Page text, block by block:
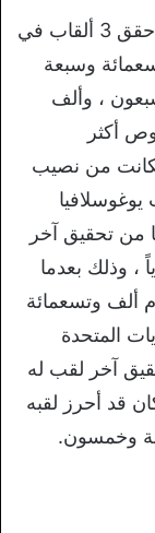
إن الاتحاد السوفيتي في السابق قد حقق 3 ألقاب في
وسبعة
، وألف
أكثر
من نصيب
يوغوسلافيا
من تحقيق آخر
، وذلك بعدما
ألف وتسعمائة
المتحدة
آخر لقب له
قد أحرز لقبه
وخمسون.